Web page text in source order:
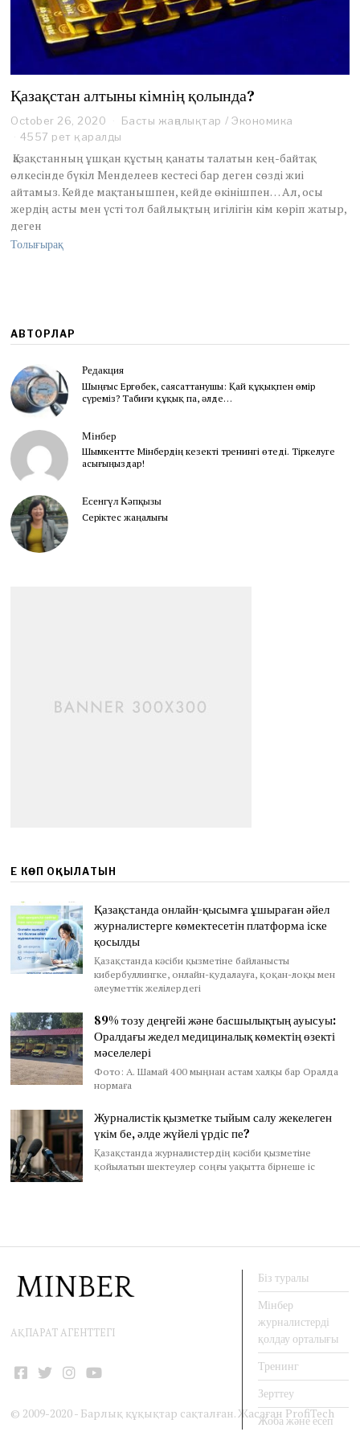
Қазақстан алтыны кімнің қолында?
October 26, 2020
c
o
b
e
r
Басты жаңалықтар / Экономика
4557 рет қаралды
Қазақстанның ұшқан құстың қанаты талатын кең-байтақ
өлкесінде бүкіл Менделеев кестесі бар деген сөзді жиі
айтамыз. Кейде мақтанышпен, кейде өкінішпен… Ал, осы
жердің асты мен үсті тол байлықтың игілігін кім көріп жатыр,
деген
Толығырақ
АВТОРЛАР
Редакция
Шыңғыс Ергөбек, cаясаттанушы: Қай құқықпен өмір
сүреміз? Табиғи құқық па, әлде…
Мінбер
Шымкентте Мінбердің кезекті тренингі өтеді. Тіркелуге
асығыңыздар!
Есенгүл Кәпқызы
Серіктес жаңалығы
ЕҢ КӨП ОҚЫЛАТЫН
Қазақстанда онлайн-қысымға ұшыраған әйел
журналистерге көмектесетін платформа іске
қосылды
Қазақстанда кәсіби қызметіне байланысты
кибербуллингке, онлайн-қудалауға, қоқан-лоқы мен
әлеуметтік желілердегі
89% тозу деңгейі және басшылықтың ауысуы:
Оралдағы жедел медициналық көмектің өзекті
мәселелері
Фото: А. Шамай 400 мыңнан астам халқы бар Оралда
нормаға
Журналистік қызметке тыйым салу жекелеген
үкім бе, әлде жүйелі үрдіс пе?
Қазақстанда журналистердің кәсіби қызметіне
қойылатын шектеулер соңғы уақытта бірнеше іс
АҚПАРАТ АГЕНТТЕГІ
© 2009-2020 - Барлық құқықтар сақталған. Жасаған ProfiTech
Біз туралы
Мінбер
журналистерді
қолдау орталығы
Тренинг
Зерттеу
Жоба және есеп